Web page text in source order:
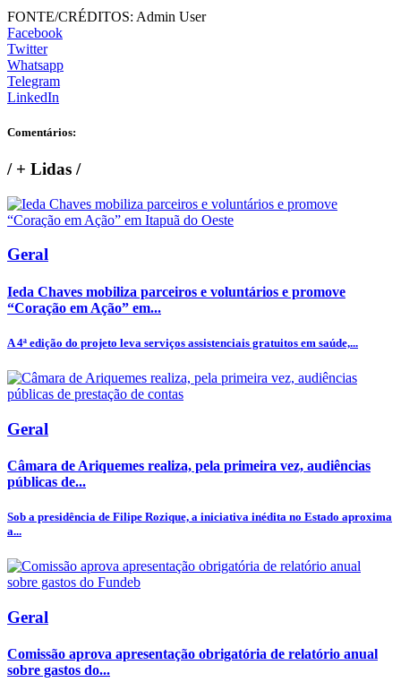
FONTE/CRÉDITOS: Admin User
Facebook
Twitter
Whatsapp
Telegram
LinkedIn
Comentários:
/+ Lidas /
Geral
Ieda Chaves mobiliza parceiros e voluntários e promove
“Coração em Ação” em...
A 4ª edição do projeto leva serviços assistenciais gratuitos em saúde,...
Geral
Câmara de Ariquemes realiza, pela primeira vez, audiências
públicas de...
Sob a presidência de Filipe Rozique, a iniciativa inédita no Estado aproxima
a...
Geral
Comissão aprova apresentação obrigatória de relatório anual
sobre gastos do...